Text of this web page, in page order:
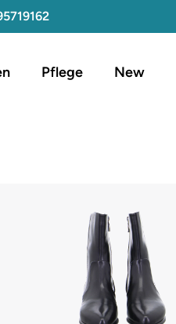
Pflege New